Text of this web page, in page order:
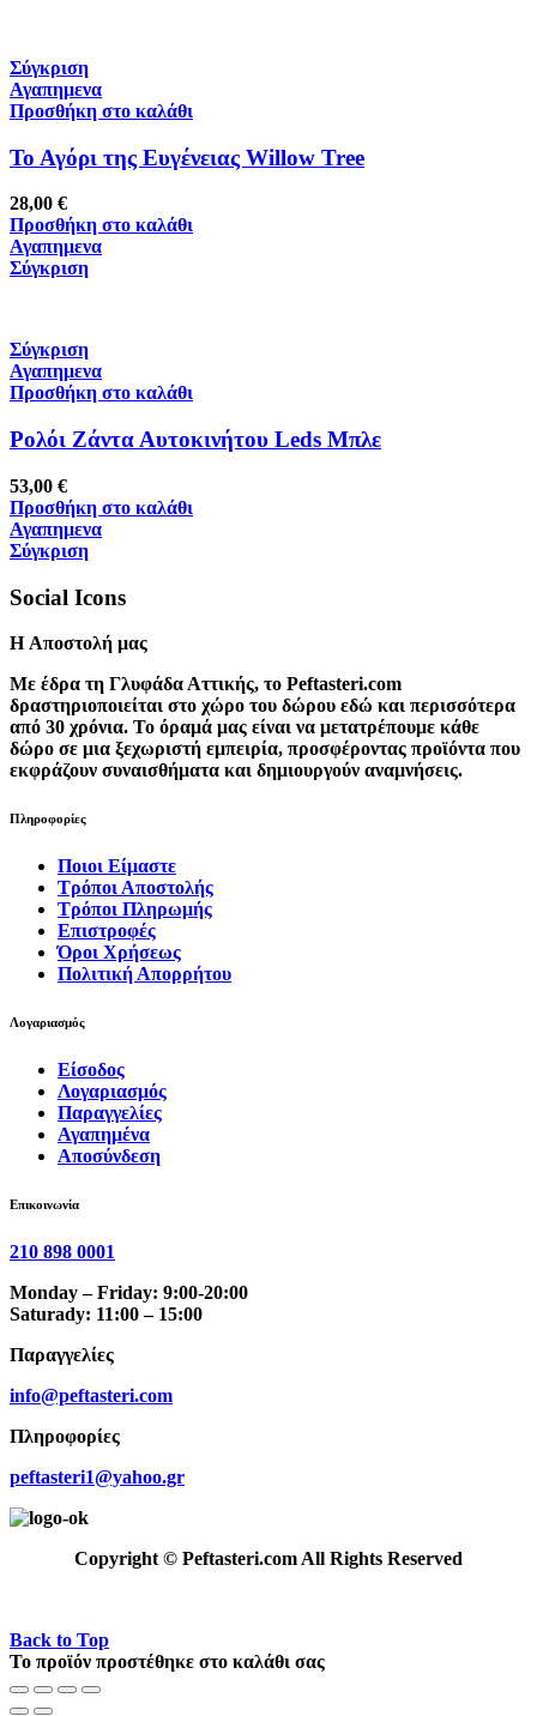
Σύγκριση
Αγαπημενα
Προσθήκη στο καλάθι
Το Αγόρι της Ευγένειας Willow Tree
28,00 €
Προσθήκη στο καλάθι
Αγαπημενα
Σύγκριση
Σύγκριση
Αγαπημενα
Προσθήκη στο καλάθι
Ρολόι Ζάντα Αυτοκινήτου Leds Μπλε
53,00 €
Προσθήκη στο καλάθι
Αγαπημενα
Σύγκριση
Social Icons
H Αποστολή μας
Με έδρα τη Γλυφάδα Αττικής, το Peftasteri.com
δραστηριοποιείται στο χώρο του δώρου εδώ και περισσότερα
από 30 χρόνια. Το όραμά μας είναι να μετατρέπουμε κάθε
δώρο σε μια ξεχωριστή εμπειρία, προσφέροντας προϊόντα που
εκφράζουν συναισθήματα και δημιουργούν αναμνήσεις.
Πληροφορίες
Ποιοι Είμαστε
Τρόποι Αποστολής
Τρόποι Πληρωμής
Επιστροφές
Όροι Χρήσεως
Πολιτική Απορρήτου
Λογαριασμός
Είσοδος
Λογαριασμός
Παραγγελίες
Αγαπημένα
Αποσύνδεση
Επικοινωνία
210 898 0001
Monday – Friday: 9:00-20:00
Saturady: 11:00 – 15:00
Παραγγελίες
info@peftasteri.com
Πληροφορίες
peftasteri1@yahoo.gr
Copyright © Peftasteri.com All Rights Reserved
Back to Top
Το προϊόν προστέθηκε στο καλάθι σας